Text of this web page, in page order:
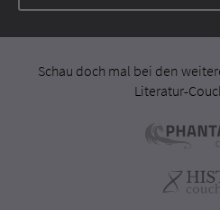
Schau doch mal bei den
Literatur-